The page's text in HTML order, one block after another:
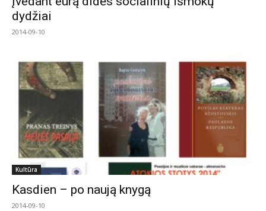
dydžiai
2014-09-10
Kultūra
Kasdien – po naują knygą
2014-09-10